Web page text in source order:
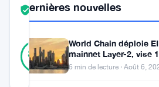
TRUST
SCORE
Vérifié
89%
RÉEL
Vérifié
9
votes
Dernières nouvelles
World Chain déploie
mainnet Layer-2, vise
seconde
6 min de lecture · Août 6,